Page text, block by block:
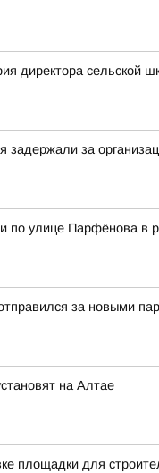
директора сельской
задержали за
по улице Парфёнова в
за новыми
на Алтае
площадки для